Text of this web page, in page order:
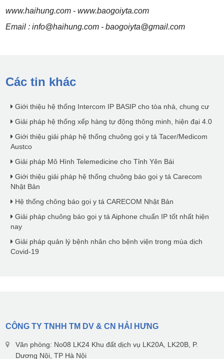
www.haihung.com - www.baogoiyta.com
Email : info@haihung.com- baogoiyta@gmail.com
Các tin khác
Giới thiệu hệ thống Intercom IP BASIP cho tòa nhà, chung cư
Giải pháp hệ thống xếp hàng tự động thông minh, hiện đại 4.0
Giới thiệu giải pháp hệ thống chuông gọi y tá Tacer/Medicom
Austco
Giải pháp Mô Hình Telemedicine cho Tỉnh Yên Bái
Giới thiệu giải pháp hệ thống chuông báo gọi y tá Carecom
Nhật Bản
Hệ thống chông báo gọi y tá CARECOM Nhật Bản
Giải pháp chuông báo gọi y tá Aiphone chuẩn IP tốt nhất hiện
nay
Giải pháp quản lý bệnh nhân cho bệnh viện trong mùa dịch
Covid-19
CÔNG TY TNHH TM DV & CN HẢI HƯNG
Văn phòng: No08 LK24 Khu đất dịch vụ LK20A, LK20B, P.
Dương Nội, TP Hà Nội